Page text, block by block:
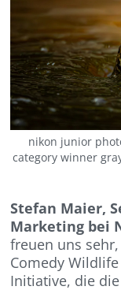
nikon junior
category winner
Stefan Maier,
Marketing bei
freuen uns
Comedy
Initiative, die